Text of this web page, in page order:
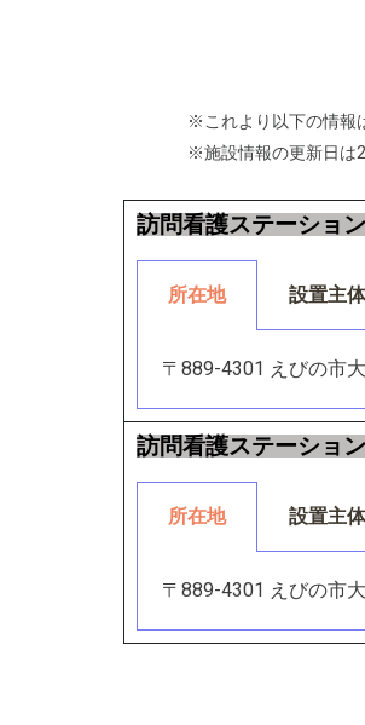
※これより以下の情報
※施設情報の更新日は
訪問看護ステーショ
所在地 設置主体
〒889-4301 えびの市
訪問看護ステーショ
所在地 設置主体
〒889-4301 えびの市